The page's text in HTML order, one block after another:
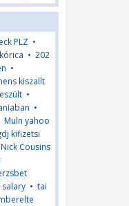
PLZ •
• 202
•
kiszallt
•
•
Muln yahoo
kifizetsi
Nick Cousins
salary • tai